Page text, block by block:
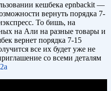
кешбека epnbackit —
вернуть порядка 7-
То бишь, на
на Али на разные товары и
вернет порядка 7-15
все их будет уже не
со всеми деталям